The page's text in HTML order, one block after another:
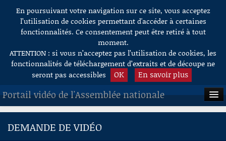
Aller au contenu
En poursuivant votre navigation sur ce site, vous acceptez
l’utilisation de cookies permettant d'accéder à certaines
fonctionnalités. Ce consentement peut être retiré à tout
moment.
ATTENTION : si vous n’acceptez pas l’utilisation de cookies, les
fonctionnalités de téléchargement d’extraits et de découpe ne
seront pas accessibles
OK En savoir plus
Portail vidéo de l'Assemblée nationale
ACCUEIL
DEMANDE DE VIDÉO